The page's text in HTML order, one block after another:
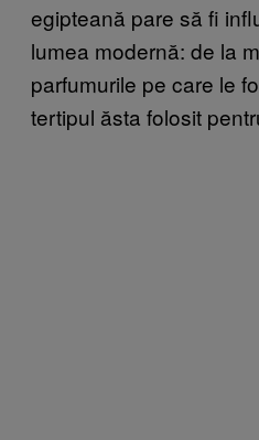
egipteană pare să fi
lumea modernă: de la
parfumurile pe care le
tertipul ăsta folosit